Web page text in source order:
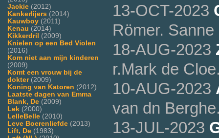
Jackie (2012)
Kankerlijers (2014)
Kauwboy (2011)
Kenau (2014)
Kikkerdril
(2009)
Knielen op een Bed Violen
(2016)
Kom niet aan mijn kinderen
(2009)
Komt een vrouw bij de
dokter(2009)
Koning van Katoren (2012)
Laatste dagen van Emma
Blank, De (2009)
Lek (2000)
LelleBelle (2010)
Leve Boerenliefde (2013)
Lift, De (1983)
13-OCT-2023
Römer.
18-AUG-2023
r.Mark de
10-AUG-2023
van dn
13-JUL-2023